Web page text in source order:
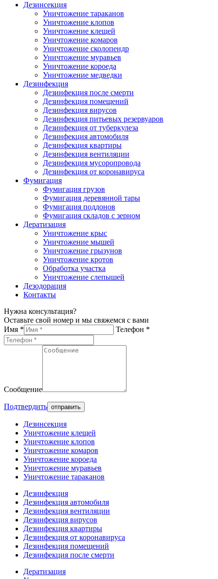
Дезинсекция
Уничтожение тараканов
Уничтожение клопов
Уничтожение клещей
Уничтожение комаров
Уничтожение сколопендр
Уничтожение муравьев
Уничтожение короеда
Уничтожение медведки
Дезинфекция
Дезинфекция после смерти
Дезинфекция помещений
Дезинфекция вирусов
Дезинфекция питьевых резервуаров
Дезинфекция от туберкулеза
Дезинфекция автомобиля
Дезинфекция квартиры
Дезинфекция вентиляции
Дезинфекция мусоропровода
Дезинфекция от коронавируса
Фумигация
Фумигация грузов
Фумигация деревянной тары
Фумигация поддонов
Фумигация складов с зерном
Дератизация
Уничтожение крыс
Уничтожение мышей
Уничтожение грызунов
Уничтожение кротов
Обработка участка
Уничтожение слепышей
Дезодорация
Контакты
Нужна консультация?
Оставьте свой номер и мы свяжемся с вами
Имя *
Телефон *
Сообщение
Подтвердить
Дезинсекция
Уничтожение клещей
Уничтожение клопов
Уничтожение комаров
Уничтожение короеда
Уничтожение муравьев
Уничтожение тараканов
Дезинфекция
Дезинфекция автомобиля
Дезинфекция вентиляции
Дезинфекция вирусов
Дезинфекция квартиры
Дезинфекция от коронавируса
Дезинфекция помещений
Дезинфекция после смерти
Дератизация